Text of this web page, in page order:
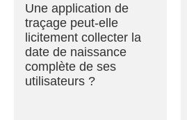
Une application de
traçage peut-elle
licitement collecter la
date de naissance
complète de ses
utilisateurs ?